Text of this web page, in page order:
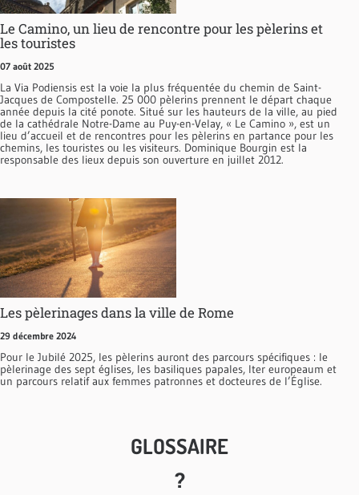
Le Camino, un lieu de rencontre pour les pèlerins et
les touristes
07 août 2025
La Via Podiensis est la voie la plus fréquentée du chemin de Saint-
Jacques de Compostelle. 25 000 pèlerins prennent le départ chaque
année depuis la cité ponote. Situé sur les hauteurs de la ville, au pied
de la cathédrale Notre-Dame au Puy-en-Velay, « Le Camino », est un
lieu d’accueil et de rencontres pour les pèlerins en partance pour les
chemins, les touristes ou les visiteurs. Dominique Bourgin est la
responsable des lieux depuis son ouverture en juillet 2012.
Les pèlerinages dans la ville de Rome
29 décembre 2024
Pour le Jubilé 2025, les pèlerins auront des parcours spécifiques : le
pèlerinage des sept églises, les basiliques papales, Iter europeaum et
un parcours relatif aux femmes patronnes et docteures de l’Église.
GLOSSAIRE
?